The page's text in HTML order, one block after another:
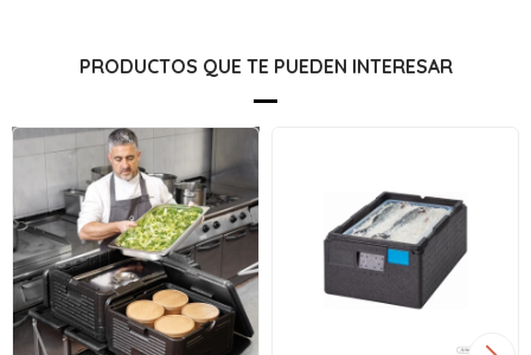
PRODUCTOS QUE TE PUEDEN INTERESAR